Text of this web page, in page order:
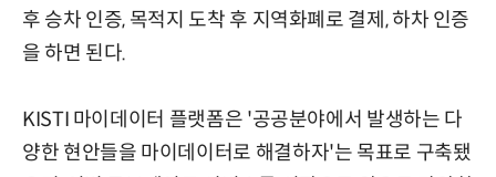
후 승차 인증, 목적지 도착 후 지역화폐로 결제, 하차 인증
을 하면 된다.
KISTI 마이데이터 플랫폼은 '공공분야에서 발생하는 다
양한 현안들을 마이데이터로 해결하자'는 목표로 구축됐